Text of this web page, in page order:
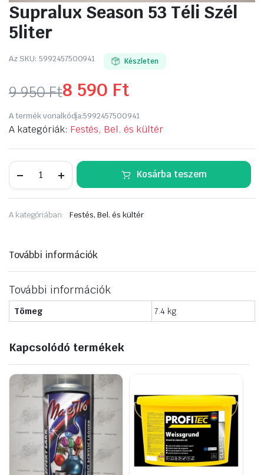
Supralux Season 53 Téli Szél
5liter
Az SKU: 5992457500941 Készleten
9 950Ft
Original
price
was:
9
950 Ft.
8 590 Ft
Current
price
is:
8
590 Ft.
A termék vonalkódja:5992457500941
A kategóriák: Festés, Bel. és kültér
Season
Téli
5liter
Kosárba teszem
A kategóriában: Festés, Bel. és kültér
További információk
További információk
Tömeg 7.4 kg
Kapcsolódó termékek